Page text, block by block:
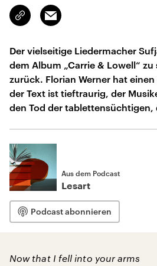
Link
kopieren/teilen
Email
Der vielseitige Liedermacher
dem Album „Carrie & Lowell“ zu
zurück. Florian Werner hat
der Text ist tieftraurig, der
den Tod der tablettensüchtigen,
Aus dem Podcast
Lesart
Podcast abonnieren
Now that I fell into your arms